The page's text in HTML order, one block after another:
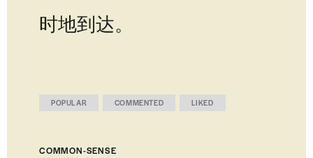
时地到达。
POPULAR COMMENTED LIKED
COMMON-SENSE